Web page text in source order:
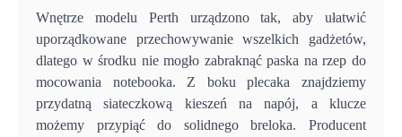
Wnętrze modelu Perth urządzono tak, aby ułatwić
uporządkowane przechowywanie wszelkich gadżetów,
dlatego w środku nie mogło zabraknąć paska na rzep do
mocowania notebooka. Z boku plecaka znajdziemy
przydatną siateczkową kieszeń na napój, a klucze
możemy przypiąć do solidnego breloka. Producent